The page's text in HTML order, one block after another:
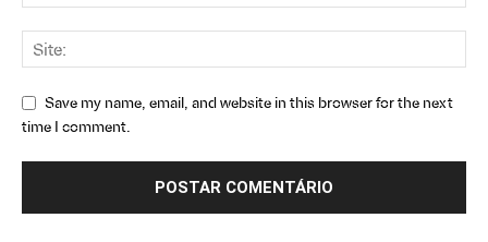
Save my name, email, and website in this browser for the next
time I comment.